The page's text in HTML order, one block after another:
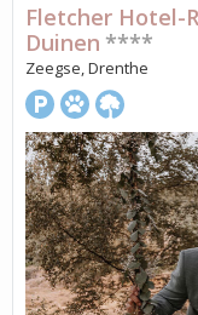
Fletcher Hotel-
Duinen ****
Zeegse, Drenthe